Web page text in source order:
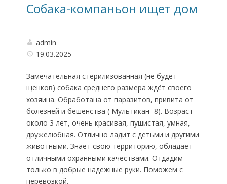
Собака-компаньон ищет дом
admin
19.03.2025
Замечательная стерилизованная (не будет
щенков) собака среднего размера ждёт своего
хозяина. Обработана от паразитов, привита от
болезней и бешенства ( Мультикан -8). Возраст
около 3 лет, очень красивая, пушистая, умная,
дружелюбная. Отлично ладит с детьми и другими
животными. Знает свою территорию, обладает
отличными охранными качествами. Отдадим
только в добрые надежные руки. Поможем с
перевозкой.